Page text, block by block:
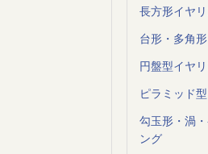
長方形イヤ
台形・多角
円盤型イヤ
ピラミッド
勾玉形・渦
ング